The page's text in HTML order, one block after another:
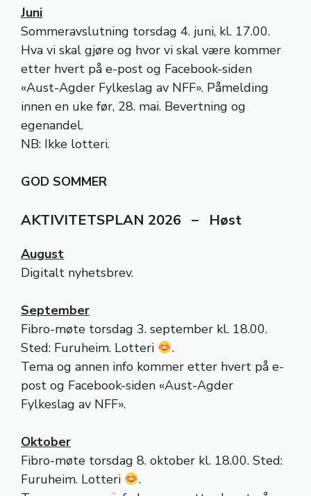
Juni
Sommeravslutning torsdag 4. juni, kl. 17.00.
Hva vi skal gjøre og hvor vi skal være kommer
etter hvert på e-post og Facebook-siden
«Aust-Agder Fylkeslag av NFF». Påmelding
innen en uke før, 28. mai. Bevertning og
egenandel.
NB: Ikke lotteri.
GOD SOMMER
AKTIVITETSPLAN 2026 – Høst
August
Digitalt nyhetsbrev.
September
Fibro-møte torsdag 3. september kl. 18.00.
Sted: Furuheim. Lotteri
.
Tema og annen info kommer etter hvert på e-
post og Facebook-siden «Aust-Agder
Fylkeslag av NFF».
Oktober
Fibro-møte torsdag 8. oktober kl. 18.00. Sted:
Furuheim. Lotteri
.